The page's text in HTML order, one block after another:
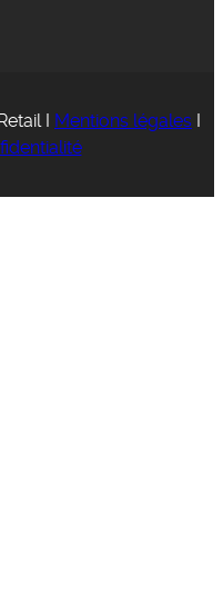
I Mentions légales I